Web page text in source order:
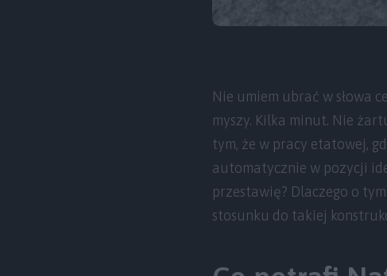
Nie umiem ubrać w słowa
myszy. Kilka minut. Nie
tym, że w pracy etatowej,
automatycznie w pozycji
przestawię? Dlaczego o
stosunku do takiej